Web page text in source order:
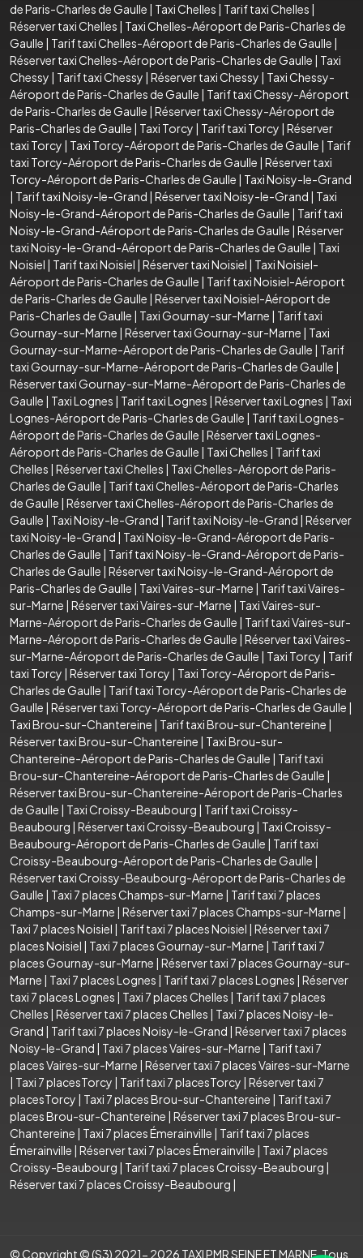
de Paris-Charles de Gaulle | Taxi Chelles | Tarif taxi Chelles |
Réserver taxi Chelles | Taxi Chelles-Aéroport de Paris-Charles de
Gaulle | Tarif taxi Chelles-Aéroport de Paris-Charles de Gaulle |
Réserver taxi Chelles-Aéroport de Paris-Charles de Gaulle | Taxi
Chessy | Tarif taxi Chessy | Réserver taxi Chessy | Taxi Chessy-
Aéroport de Paris-Charles de Gaulle | Tarif taxi Chessy-Aéroport
de Paris-Charles de Gaulle | Réserver taxi Chessy-Aéroport de
Paris-Charles de Gaulle | Taxi Torcy | Tarif taxi Torcy | Réserver
taxi Torcy | Taxi Torcy-Aéroport de Paris-Charles de Gaulle | Tarif
taxi Torcy-Aéroport de Paris-Charles de Gaulle | Réserver taxi
Torcy-Aéroport de Paris-Charles de Gaulle | Taxi Noisy-le-Grand
| Tarif taxi Noisy-le-Grand | Réserver taxi Noisy-le-Grand | Taxi
Noisy-le-Grand-Aéroport de Paris-Charles de Gaulle | Tarif taxi
Noisy-le-Grand-Aéroport de Paris-Charles de Gaulle | Réserver
taxi Noisy-le-Grand-Aéroport de Paris-Charles de Gaulle | Taxi
Noisiel | Tarif taxi Noisiel | Réserver taxi Noisiel | Taxi Noisiel-
Aéroport de Paris-Charles de Gaulle | Tarif taxi Noisiel-Aéroport
de Paris-Charles de Gaulle | Réserver taxi Noisiel-Aéroport de
Paris-Charles de Gaulle | Taxi Gournay-sur-Marne | Tarif taxi
Gournay-sur-Marne | Réserver taxi Gournay-sur-Marne | Taxi
Gournay-sur-Marne-Aéroport de Paris-Charles de Gaulle | Tarif
taxi Gournay-sur-Marne-Aéroport de Paris-Charles de Gaulle |
Réserver taxi Gournay-sur-Marne-Aéroport de Paris-Charles de
Gaulle | Taxi Lognes | Tarif taxi Lognes | Réserver taxi Lognes | Taxi
Lognes-Aéroport de Paris-Charles de Gaulle | Tarif taxi Lognes-
Aéroport de Paris-Charles de Gaulle | Réserver taxi Lognes-
Aéroport de Paris-Charles de Gaulle | Taxi Chelles | Tarif taxi
Chelles | Réserver taxi Chelles | Taxi Chelles-Aéroport de Paris-
Charles de Gaulle | Tarif taxi Chelles-Aéroport de Paris-Charles
de Gaulle | Réserver taxi Chelles-Aéroport de Paris-Charles de
Gaulle | Taxi Noisy-le-Grand | Tarif taxi Noisy-le-Grand | Réserver
taxi Noisy-le-Grand | Taxi Noisy-le-Grand-Aéroport de Paris-
Charles de Gaulle | Tarif taxi Noisy-le-Grand-Aéroport de Paris-
Charles de Gaulle | Réserver taxi Noisy-le-Grand-Aéroport de
Paris-Charles de Gaulle | Taxi Vaires-sur-Marne | Tarif taxi Vaires-
sur-Marne | Réserver taxi Vaires-sur-Marne | Taxi Vaires-sur-
Marne-Aéroport de Paris-Charles de Gaulle | Tarif taxi Vaires-sur-
Marne-Aéroport de Paris-Charles de Gaulle | Réserver taxi Vaires-
sur-Marne-Aéroport de Paris-Charles de Gaulle | Taxi Torcy | Tarif
taxi Torcy | Réserver taxi Torcy | Taxi Torcy-Aéroport de Paris-
Charles de Gaulle | Tarif taxi Torcy-Aéroport de Paris-Charles de
Gaulle | Réserver taxi Torcy-Aéroport de Paris-Charles de Gaulle |
Taxi Brou-sur-Chantereine | Tarif taxi Brou-sur-Chantereine |
Réserver taxi Brou-sur-Chantereine | Taxi Brou-sur-
Chantereine-Aéroport de Paris-Charles de Gaulle | Tarif taxi
Brou-sur-Chantereine-Aéroport de Paris-Charles de Gaulle |
Réserver taxi Brou-sur-Chantereine-Aéroport de Paris-Charles
de Gaulle | Taxi Croissy-Beaubourg | Tarif taxi Croissy-
Beaubourg | Réserver taxi Croissy-Beaubourg | Taxi Croissy-
Beaubourg-Aéroport de Paris-Charles de Gaulle | Tarif taxi
Croissy-Beaubourg-Aéroport de Paris-Charles de Gaulle |
Réserver taxi Croissy-Beaubourg-Aéroport de Paris-Charles de
Gaulle | Taxi 7 places Champs-sur-Marne | Tarif taxi 7 places
Champs-sur-Marne | Réserver taxi 7 places Champs-sur-Marne |
Taxi 7 places Noisiel | Tarif taxi 7 places Noisiel | Réserver taxi 7
places Noisiel | Taxi 7 places Gournay-sur-Marne | Tarif taxi 7
places Gournay-sur-Marne | Réserver taxi 7 places Gournay-sur-
Marne | Taxi 7 places Lognes | Tarif taxi 7 places Lognes | Réserver
taxi 7 places Lognes | Taxi 7 places Chelles | Tarif taxi 7 places
Chelles | Réserver taxi 7 places Chelles | Taxi 7 places Noisy-le-
Grand | Tarif taxi 7 places Noisy-le-Grand | Réserver taxi 7 places
Noisy-le-Grand | Taxi 7 places Vaires-sur-Marne | Tarif taxi 7
places Vaires-sur-Marne | Réserver taxi 7 places Vaires-sur-Marne
| Taxi 7 placesTorcy | Tarif taxi 7 placesTorcy | Réserver taxi 7
placesTorcy | Taxi 7 places Brou-sur-Chantereine | Tarif taxi 7
places Brou-sur-Chantereine | Réserver taxi 7 places Brou-sur-
Chantereine | Taxi 7 places Émerainville | Tarif taxi 7 places
Émerainville | Réserver taxi 7 places Émerainville | Taxi 7 places
Croissy-Beaubourg | Tarif taxi 7 places Croissy-Beaubourg |
Réserver taxi 7 places Croissy-Beaubourg |
© Copyright © (S3) 2021- 2026 TAXI PMR SEINE ET MARNE .Tous